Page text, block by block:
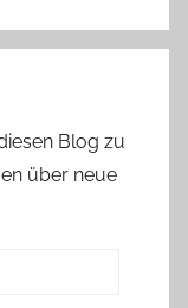
Blog zu
über neue